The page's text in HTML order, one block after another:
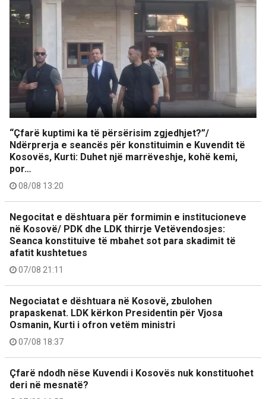
“Çfarë kuptimi ka të përsërisim zgjedhjet?”/
Ndërprerja e seancës për konstituimin e Kuvendit të
Kosovës, Kurti: Duhet një marrëveshje, kohë kemi,
por…
08/08 13:20
Negocitat e dështuara për formimin e institucioneve
në Kosovë/ PDK dhe LDK thirrje Vetëvendosjes:
Seanca konstituive të mbahet sot para skadimit të
afatit kushtetues
07/08 21:11
Negociatat e dështuara në Kosovë, zbulohen
prapaskenat. LDK kërkon Presidentin për Vjosa
Osmanin, Kurti i ofron vetëm ministri
07/08 18:37
Çfarë ndodh nëse Kuvendi i Kosovës nuk konstituohet
deri në mesnatë?